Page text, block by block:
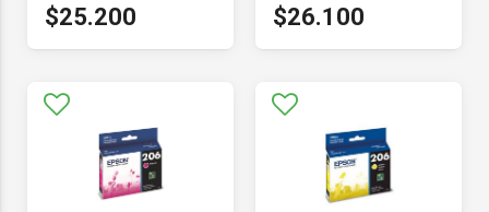
$25.200 $26.100